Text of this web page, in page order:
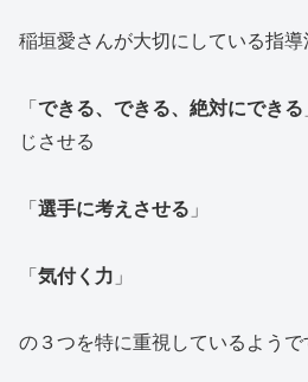
稲垣愛さんが大切にしている指導
「できる、できる、絶対にできる
じさせる
「選手に考えさせる 」
「気付く力 」
の３つを特に重視しているようで